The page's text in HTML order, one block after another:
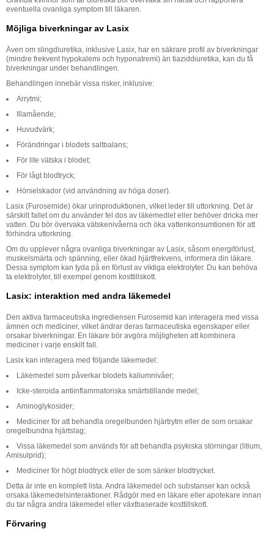
eventuella ovanliga symptom till läkaren.
Möjliga biverkningar av Lasix
Även om slingdiuretika, inklusive Lasix, har en säkrare profil av biverkningar
(mindre frekvent hypokalemi och hyponatremi) än tiaziddiuretika, kan du få
biverkningar under behandlingen.
Behandlingen innebär vissa risker, inklusive:
Arrytmi;
Illamående;
Huvudvärk;
Förändringar i blodets saltbalans;
För lite vätska i blodet;
För lågt blodtryck;
Hörselskador (vid användning av höga doser).
Lasix (Furosemide) ökar urinproduktionen, vilket leder till uttorkning. Det är
särskilt fallet om du använder fel dos av läkemedlet eller behöver dricka mer
vatten. Du bör övervaka vätskenivåerna och öka vattenkonsumtionen för att
förhindra uttorkning.
Om du upplever några ovanliga biverkningar av Lasix, såsom energiförlust,
muskelsmärta och spänning, eller ökad hjärtfrekvens, informera din läkare.
Dessa symptom kan tyda på en förlust av viktiga elektrolyter. Du kan behöva
ta elektrolyter, till exempel genom kosttillskott.
Lasix: interaktion med andra läkemedel
Den aktiva farmaceutiska ingrediensen Furosemid kan interagera med vissa
ämnen och mediciner, vilket ändrar deras farmaceutiska egenskaper eller
orsakar biverkningar. En läkare bör avgöra möjligheten att kombinera
mediciner i varje enskilt fall.
Lasix kan interagera med följande läkemedel:
Läkemedel som påverkar blodets kaliumnivåer;
Icke-steroida antiinflammatoriska smärtstillande medel;
Aminoglykosider;
Mediciner för att behandla oregelbunden hjärtrytm eller de som orsakar
oregelbundna hjärtslag;
Vissa läkemedel som används för att behandla psykiska störningar (litium,
Amisulprid);
Mediciner för högt blodtryck eller de som sänker blodtrycket.
Detta är inte en komplett lista. Andra läkemedel och substanser kan också
orsaka läkemedelsinteraktioner. Rådgör med en läkare eller apotekare innan
du tar några andra läkemedel eller växtbaserade kosttillskott.
Förvaring